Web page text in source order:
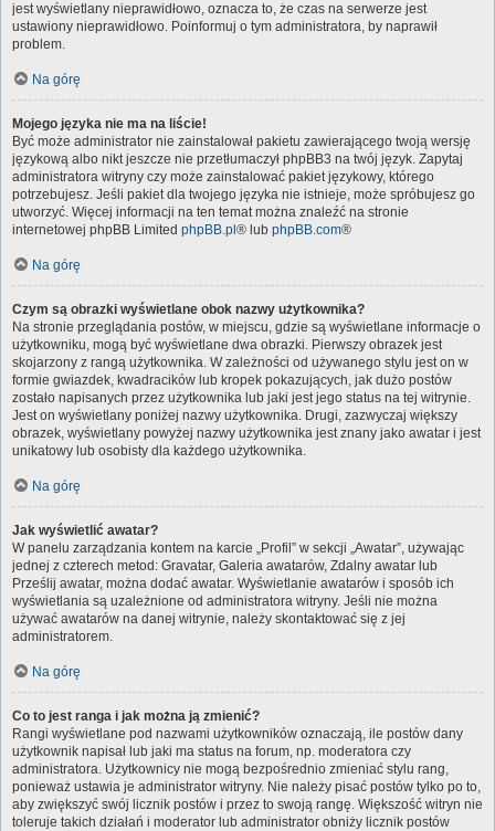
jest wyświetlany nieprawidłowo, oznacza to, że czas na serwerze jest
ustawiony nieprawidłowo. Poinformuj o tym administratora, by naprawił
problem.
Na górę
Mojego języka nie ma na liście!
Być może administrator nie zainstalował pakietu zawierającego twoją wersję
językową albo nikt jeszcze nie przetłumaczył phpBB3 na twój język. Zapytaj
administratora witryny czy może zainstalować pakiet językowy, którego
potrzebujesz. Jeśli pakiet dla twojego języka nie istnieje, może spróbujesz go
utworzyć. Więcej informacji na ten temat można znaleźć na stronie
internetowej phpBB Limited phpBB.pl ® lub phpBB.com®
Na górę
Czym są obrazki wyświetlane obok nazwy użytkownika?
Na stronie przeglądania postów, w miejscu, gdzie są wyświetlane informacje o
użytkowniku, mogą być wyświetlane dwa obrazki. Pierwszy obrazek jest
skojarzony z rangą użytkownika. W zależności od używanego stylu jest on w
formie gwiazdek, kwadracików lub kropek pokazujących, jak dużo postów
zostało napisanych przez użytkownika lub jaki jest jego status na tej witrynie.
Jest on wyświetlany poniżej nazwy użytkownika. Drugi, zazwyczaj większy
obrazek, wyświetlany powyżej nazwy użytkownika jest znany jako awatar i jest
unikatowy lub osobisty dla każdego użytkownika.
Na górę
Jak wyświetlić awatar?
W panelu zarządzania kontem na karcie „Profil” w sekcji „Awatar”, używając
jednej z czterech metod: Gravatar, Galeria awatarów, Zdalny awatar lub
Prześlij awatar, można dodać awatar. Wyświetlanie awatarów i sposób ich
wyświetlania są uzależnione od administratora witryny. Jeśli nie można
używać awatarów na danej witrynie, należy skontaktować się z jej
administratorem.
Na górę
Co to jest ranga i jak można ją zmienić?
Rangi wyświetlane pod nazwami użytkowników oznaczają, ile postów dany
użytkownik napisał lub jaki ma status na forum, np. moderatora czy
administratora. Użytkownicy nie mogą bezpośrednio zmieniać stylu rang,
ponieważ ustawia je administrator witryny. Nie należy pisać postów tylko po to,
aby zwiększyć swój licznik postów i przez to swoją rangę. Większość witryn nie
toleruje takich działań i moderator lub administrator obniży licznik postów